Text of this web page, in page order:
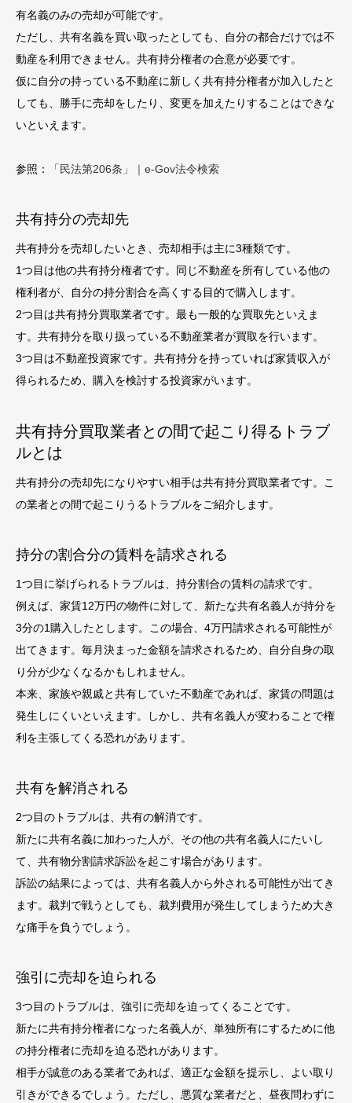
有名義のみの売却が可能です。
ただし、共有名義を買い取ったとしても、自分の都合だけでは不
動産を利用できません。共有持分権者の合意が必要です。
仮に自分の持っている不動産に新しく共有持分権者が加入したと
しても、勝手に売却をしたり、変更を加えたりすることはできな
いといえます。
参照： 「民法第206条」｜e-Gov法令検索
共有持分の売却先
共有持分を売却したいとき、売却相手は主に3種類です。
1つ目は他の共有持分権者です。同じ不動産を所有している他の
権利者が、自分の持分割合を高くする目的で購入します。
2つ目は共有持分買取業者です。最も一般的な買取先といえま
す。共有持分を取り扱っている不動産業者が買取を行います。
3つ目は不動産投資家です。共有持分を持っていれば家賃収入が
得られるため、購入を検討する投資家がいます。
共有持分買取業者との間で起こり得るトラブ
ルとは
共有持分の売却先になりやすい相手は共有持分買取業者です。こ
の業者との間で起こりうるトラブルをご紹介します。
持分の割合分の賃料を請求される
1つ目に挙げられるトラブルは、持分割合の賃料の請求です。
例えば、家賃12万円の物件に対して、新たな共有名義人が持分を
3分の1購入したとします。この場合、4万円請求される可能性が
出てきます。毎月決まった金額を請求されるため、自分自身の取
り分が少なくなるかもしれません。
本来、家族や親戚と共有していた不動産であれば、家賃の問題は
発生しにくいといえます。しかし、共有名義人が変わることで権
利を主張してくる恐れがあります。
共有を解消される
2つ目のトラブルは、共有の解消です。
新たに共有名義に加わった人が、その他の共有名義人にたいし
て、共有物分割請求訴訟を起こす場合があります。
訴訟の結果によっては、共有名義人から外される可能性が出てき
ます。裁判で戦うとしても、裁判費用が発生してしまうため大き
な痛手を負うでしょう。
強引に売却を迫られる
3つ目のトラブルは、強引に売却を迫ってくることです。
新たに共有持分権者になった名義人が、単独所有にするために他
の持分権者に売却を迫る恐れがあります。
相手が誠意のある業者であれば、適正な金額を提示し、よい取り
引きができるでしょう。ただし、悪質な業者だと、昼夜問わずに